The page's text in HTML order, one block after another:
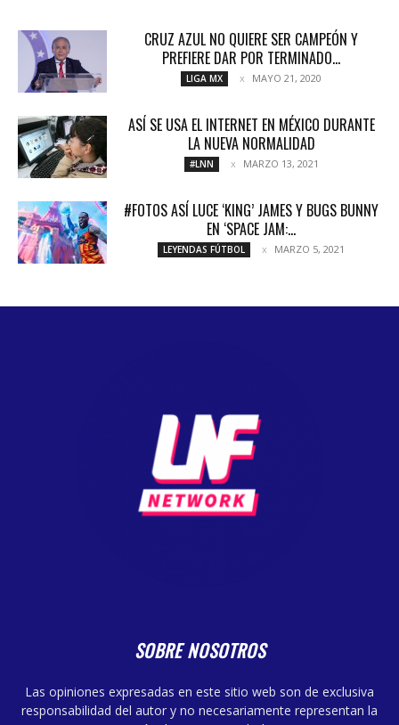
CRUZ AZUL NO QUIERE SER CAMPEÓN Y
PREFIERE DAR POR TERMINADO...
LIGA MX MAYO 21, 2020
ASÍ SE USA EL INTERNET EN MÉXICO DURANTE
LA NUEVA NORMALIDAD
#LNN MARZO 13, 2021
#FOTOS ASÍ LUCE ‘KING’ JAMES Y BUGS BUNNY
EN ‘SPACE JAM:...
LEYENDAS FÚTBOL MARZO 5, 2021
SOBRE NOSOTROS
Las opiniones expresadas en este sitio web son de exclusiva
responsabilidad del autor y no necesariamente representan la